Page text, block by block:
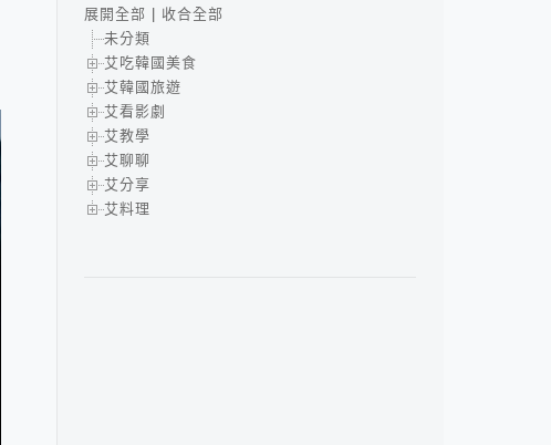
展開全部
收合全部
未分類
艾吃韓國美食
艾韓國旅遊
艾看影劇
艾教學
艾聊聊
艾分享
艾料理